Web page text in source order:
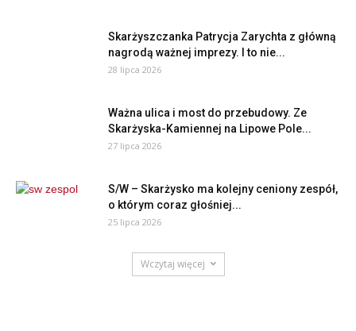
Skarżyszczanka Patrycja Zarychta z główną
nagrodą ważnej imprezy. I to nie...
28 lipca 2026
Ważna ulica i most do przebudowy. Ze
Skarżyska-Kamiennej na Lipowe Pole...
27 lipca 2026
S/W – Skarżysko ma kolejny ceniony zespół,
o którym coraz głośniej...
25 lipca 2026
Wczytaj więcej